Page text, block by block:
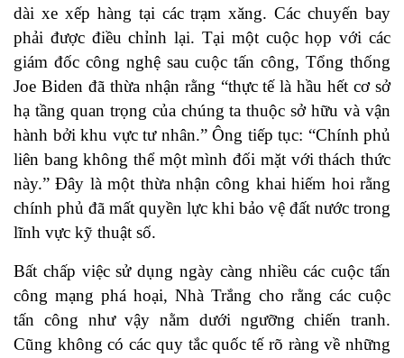
dài xe xếp hàng tại các trạm xăng. Các chuyến bay
phải được điều chỉnh lại. Tại một cuộc họp với các
giám đốc công nghệ sau cuộc tấn công, Tổng thống
Joe Biden đã thừa nhận rằng “thực tế là hầu hết cơ sở
hạ tầng quan trọng của chúng ta thuộc sở hữu và vận
hành bởi khu vực tư nhân.” Ông tiếp tục: “Chính phủ
liên bang không thể một mình đối mặt với thách thức
này.” Đây là một thừa nhận công khai hiếm hoi rằng
chính phủ đã mất quyền lực khi bảo vệ đất nước trong
lĩnh vực kỹ thuật số.
Bất chấp việc sử dụng ngày càng nhiều các cuộc tấn
công mạng phá hoại, Nhà Trắng cho rằng các cuộc
tấn công như vậy nằm dưới ngưỡng chiến tranh.
Cũng không có các quy tắc quốc tế rõ ràng về những